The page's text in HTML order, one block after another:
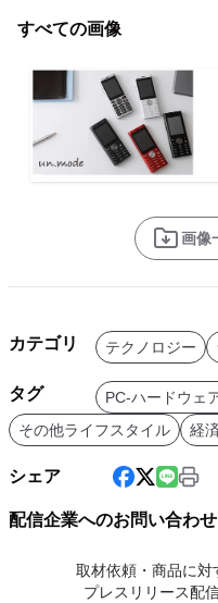
すべての画像
画像
カテゴリ テクノロジー
タグ
PC-ハードウェ
その他ライフスタイル
経
シェア
配信企業へのお問い合わせ
取材依頼・商品に対
プレスリリース配